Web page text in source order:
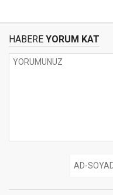
HABERE YORUM KAT